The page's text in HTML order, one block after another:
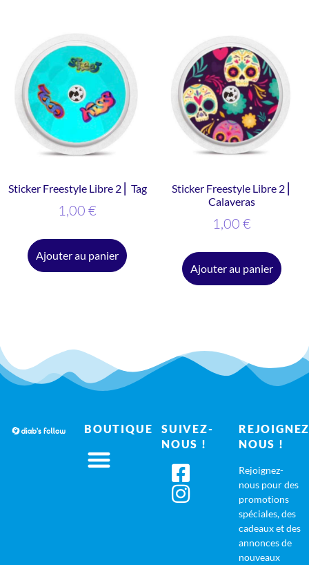
Sticker Freestyle Libre 2 ⎜ Tag
1,00 €
Ajouter au panier
Sticker Freestyle Libre 2 ⎜
Calaveras
1,00 €
Ajouter au panier
BOUTIQUE
SUIVEZ-
NOUS !
NOUS !
Rejoignez-
nous pour des
promotions
spéciales, des
cadeaux et des
annonces de
nouveaux